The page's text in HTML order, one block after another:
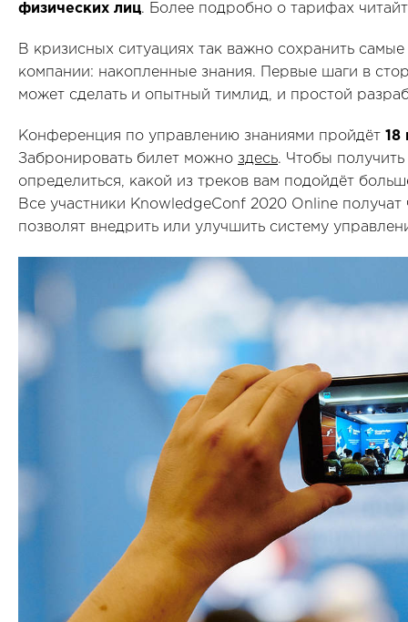
физических лиц. Более подробно о тарифах
В кризисных ситуациях так важно сохранить
компании: накопленные знания. Первые шаги в
может сделать и опытный тимлид, и простой
Конференция по управлению знаниями пройдёт 18
Забронировать билет можно здесь. Чтобы
определиться, какой из треков вам подойдёт
Все участники KnowledgeConf 2020 Online
позволят внедрить или улучшить систему